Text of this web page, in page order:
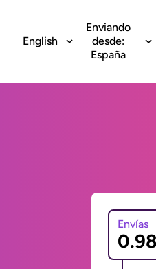
English
Enviando
desde:
España
Envías